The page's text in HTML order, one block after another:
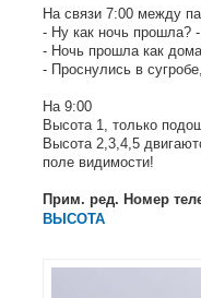
На связи 7:00 между
- Ну как ночь прошла?
- Ночь прошла как
- Проснулись в
На 9:00
Высота 1, только
Высота 2,3,4,5
поле видимости!
Прим. ред. Номер
ВЫСОТА